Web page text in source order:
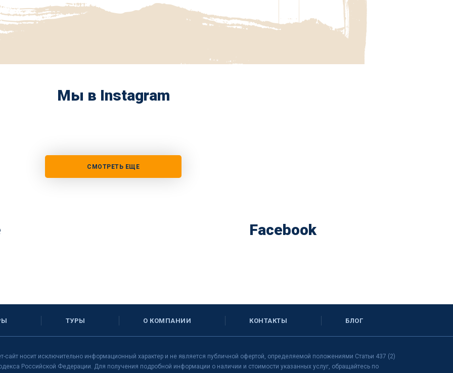
Мы в Instagram
СМОТРЕТЬ ЕЩЕ
Facebook
ТУРЫ О КОМПАНИИ КОНТАКТЫ БЛОГ
сайт носит исключительно информационный характер и не является публичной офертой, определяемой положениями Статьи 437 (2)
Российской Федерации. Для получения подробной информации о наличии и стоимости указанных услуг, обращайтесь по